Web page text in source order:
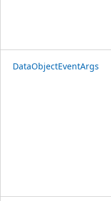
DataObjectEventArgs